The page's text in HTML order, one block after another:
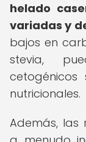
helado
variadas y
bajos en
stevia,
cetogénicos
nutricionales.
Además, las